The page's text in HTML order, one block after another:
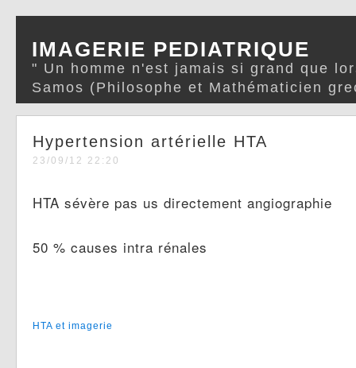
IMAGERIE PEDIATRIQUE
" Un homme n'est jamais si grand que
Samos (Philosophe et Mathématicien
Hypertension artérielle HTA
23/09/12 22:20
HTA sévère pas us directement angiographie
50 % causes intra rénales
HTA et imagerie